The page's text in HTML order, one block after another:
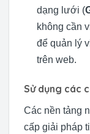
dạng lưới (
không cần
để quản lý
trên web.
Sử dụng các
Các nền tảng
cấp giải pháp